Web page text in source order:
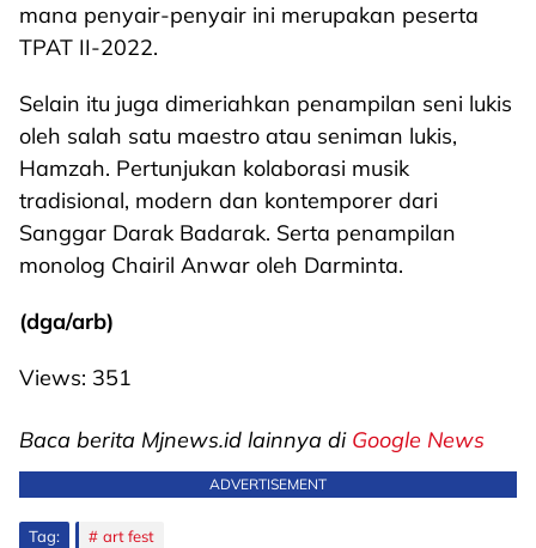
mana penyair-penyair ini merupakan peserta
TPAT II-2022.
Selain itu juga dimeriahkan penampilan seni lukis
oleh salah satu maestro atau seniman lukis,
Hamzah. Pertunjukan kolaborasi musik
tradisional, modern dan kontemporer dari
Sanggar Darak Badarak. Serta penampilan
monolog Chairil Anwar oleh Darminta.
(dga/arb)
Views: 351
Baca berita Mjnews.id lainnya di Google News
ADVERTISEMENT
Tag: art fest